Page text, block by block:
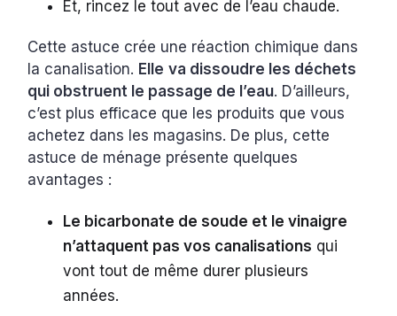
Et, rincez le tout avec de l’eau chaude.
Cette astuce crée une réaction chimique dans
la canalisation. Elle va dissoudre les déchets
qui obstruent le passage de l’eau. D’ailleurs,
c’est plus efficace que les produits que vous
achetez dans les magasins. De plus, cette
astuce de ménage présente quelques
avantages :
Le bicarbonate de soude et le vinaigre
n’attaquent pas vos canalisations qui
vont tout de même durer plusieurs
années.